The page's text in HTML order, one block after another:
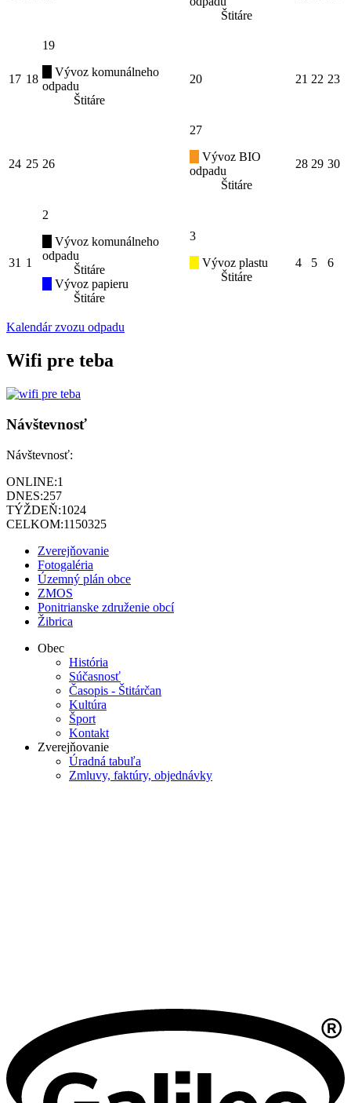
Štitáre
17 18
19
Vývoz komunálneho
odpadu
Štitáre
20 21 22 23
24 25 26
27
Vývoz BIO
odpadu
Štitáre
28 29 30
31 1
2
Vývoz komunálneho
odpadu
Štitáre
Vývoz papieru
Štitáre
3
Vývoz plastu
Štitáre
4 5 6
Kalendár zvozu odpadu
Wifi pre teba
Návštevnosť
Návštevnosť:
ONLINE:1
DNES:257
TÝŽDEŇ:1024
CELKOM:1150325
Zverejňovanie
Fotogaléria
Územný plán obce
ZMOS
Ponitrianske združenie obcí
Žibrica
Obec
História
Súčasnosť
Časopis - Štitárčan
Kultúra
Šport
Kontakt
Zverejňovanie
Úradná tabuľa
Zmluvy, faktúry, objednávky